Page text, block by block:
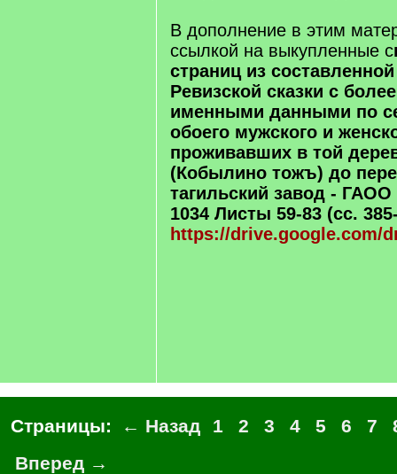
В дополнение в этим
ссылкой на выкупленные с
страниц из составленной
Ревизской сказки с
именными данными по
обоего мужского и
проживавших в той
(Кобылино тожъ) до
тагильский завод -
1034 Листы 59-83 (сс.
https://drive.google.com/
Страницы: ← Назад 1 2 3 4 5 6 7
Вперед →